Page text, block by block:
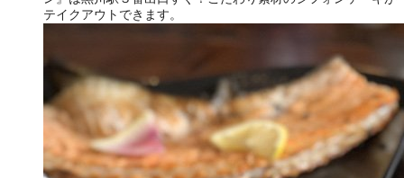
テイクアウトできます。